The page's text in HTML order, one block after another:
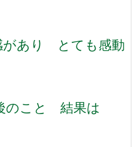
あり とても感動
のこと 結果は